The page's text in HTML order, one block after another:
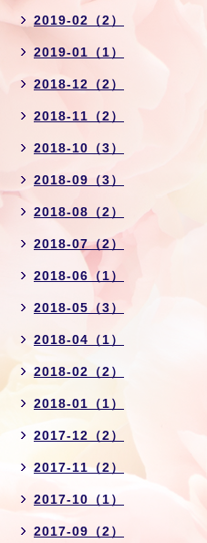
2019-02（2）
2019-01（1）
2018-12（2）
2018-11（2）
2018-10（3）
2018-09（3）
2018-08（2）
2018-07（2）
2018-06（1）
2018-05（3）
2018-04（1）
2018-02（2）
2018-01（1）
2017-12（2）
2017-11（2）
2017-10（1）
2017-09（2）